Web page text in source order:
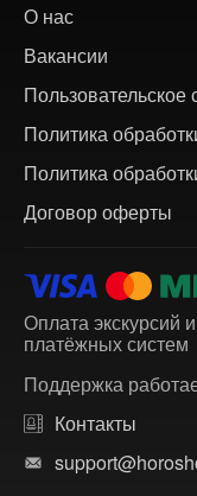
О нас
Вакансии
Пользовательское
Политика
Политика
Договор оферты
Оплата экскурсий
платёжных систем
Поддержка
Контакты